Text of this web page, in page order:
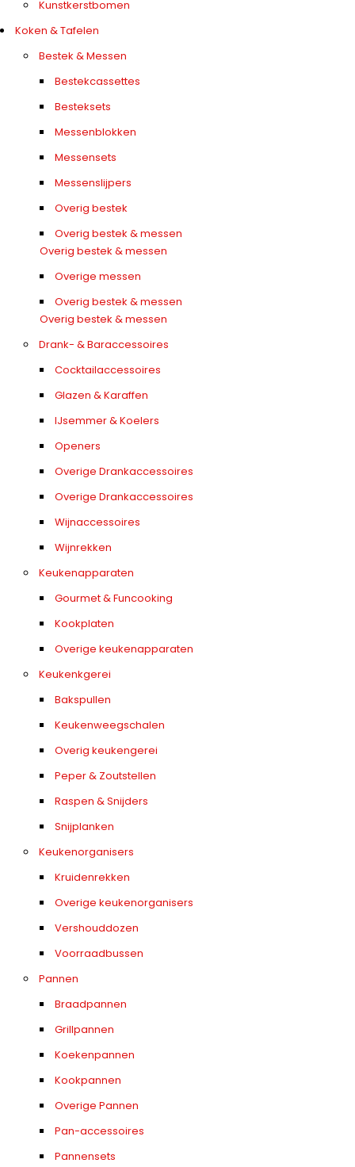
Kunstkerstbomen
Koken & Tafelen
Bestek & Messen
Bestekcassettes
Besteksets
Messenblokken
Messensets
Messenslijpers
Overig bestek
Overig bestek & messen
Overig bestek & messen
Overige messen
Overig bestek & messen
Overig bestek & messen
Drank- & Baraccessoires
Cocktailaccessoires
Glazen & Karaffen
IJsemmer & Koelers
Openers
Overige Drankaccessoires
Overige Drankaccessoires
Wijnaccessoires
Wijnrekken
Keukenapparaten
Gourmet & Funcooking
Kookplaten
Overige keukenapparaten
Keukenkgerei
Bakspullen
Keukenweegschalen
Overig keukengerei
Peper & Zoutstellen
Raspen & Snijders
Snijplanken
Keukenorganisers
Kruidenrekken
Overige keukenorganisers
Vershouddozen
Voorraadbussen
Pannen
Braadpannen
Grillpannen
Koekenpannen
Kookpannen
Overige Pannen
Pan-accessoires
Pannensets